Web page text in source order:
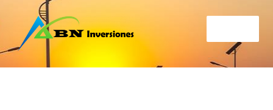
navigation
content
Inicio